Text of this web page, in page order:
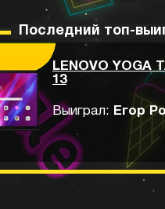
Последний топ-
LENOVO YOGA
13
Выиграл: Егор